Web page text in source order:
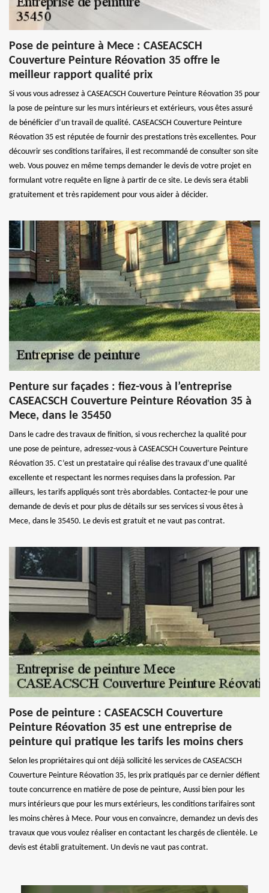
Pose de peinture à Mece : CASEACSCH
Couverture Peinture Réovation 35 offre le
meilleur rapport qualité prix
Si vous vous adressez à CASEACSCH Couverture Peinture Réovation 35 pour
la pose de peinture sur les murs intérieurs et extérieurs, vous êtes assuré
de bénéficier d’un travail de qualité. CASEACSCH Couverture Peinture
Réovation 35 est réputée de fournir des prestations très excellentes. Pour
découvrir ses conditions tarifaires, il est recommandé de consulter son site
web. Vous pouvez en même temps demander le devis de votre projet en
formulant votre requête en ligne à partir de ce site. Le devis sera établi
gratuitement et très rapidement pour vous aider à décider.
Penture sur façades : fiez-vous à l’entreprise
CASEACSCH Couverture Peinture Réovation 35 à
Mece, dans le 35450
Dans le cadre des travaux de finition, si vous recherchez la qualité pour
une pose de peinture, adressez-vous à CASEACSCH Couverture Peinture
Réovation 35. C’est un prestataire qui réalise des travaux d’une qualité
excellente et respectant les normes requises dans la profession. Par
ailleurs, les tarifs appliqués sont très abordables. Contactez-le pour une
demande de devis et pour plus de détails sur ses services si vous êtes à
Mece, dans le 35450. Le devis est gratuit et ne vaut pas contrat.
Pose de peinture : CASEACSCH Couverture
Peinture Réovation 35 est une entreprise de
peinture qui pratique les tarifs les moins chers
Selon les propriétaires qui ont déjà sollicité les services de CASEACSCH
Couverture Peinture Réovation 35, les prix pratiqués par ce dernier défient
toute concurrence en matière de pose de peinture, Aussi bien pour les
murs intérieurs que pour les murs extérieurs, les conditions tarifaires sont
les moins chères à Mece. Pour vous en convaincre, demandez un devis des
travaux que vous voulez réaliser en contactant les chargés de clientèle. Le
devis est établi gratuitement. Un devis ne vaut pas contrat.